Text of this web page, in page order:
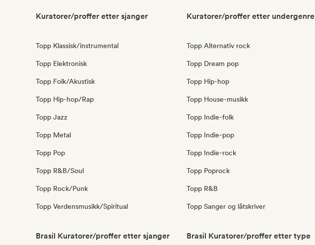
Kuratorer/proffer etter sjanger
Topp Klassisk/instrumental
Topp Elektronisk
Topp Folk/Akustisk
Topp Hip-hop/Rap
Topp Jazz
Topp Metal
Topp Pop
Topp R&B/Soul
Topp Rock/Punk
Topp Verdensmusikk/Spiritual
Kuratorer/proffer etter undergenre
Topp Alternativ rock
Topp Dream pop
Topp Hip-hop
Topp House-musikk
Topp Indie-folk
Topp Indie-pop
Topp Indie-rock
Topp Poprock
Topp R&B
Topp Sanger og låtskriver
Brasil Kuratorer/proffer etter sjanger Brasil Kuratorer/proffer etter type